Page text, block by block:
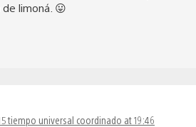
limoná. 😛
tiempo universal coordinado at 19:46